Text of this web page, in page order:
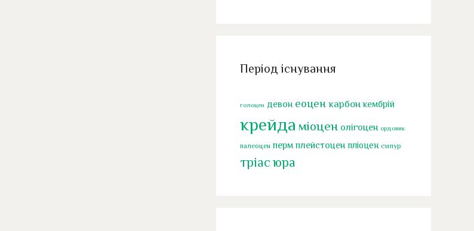
Період існування
голоцен девон еоцен карбон кембрій
крейда міоцен олігоцен ордовик
палеоцен перм плейстоцен пліоцен силур
тріасюра